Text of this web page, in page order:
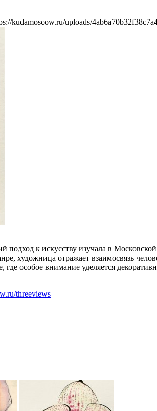
kudamoscow.ru/uploads/
подход к искусству изучала в
художница отражает взаимосвязь
особое внимание уделяется
threeviews